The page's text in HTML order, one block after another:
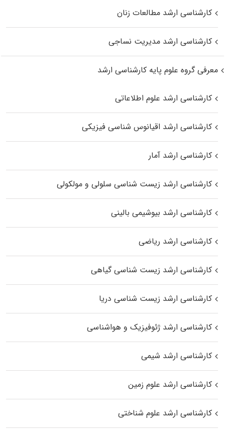
کارشناسی ارشد مطالعات زنان
کارشناسی ارشد مدیریت نساجی
معرفی گروه علوم پایه کارشناسی ارشد
کارشناسی ارشد علوم اطلاعاتی
کارشناسی ارشد اقیانوس‌ شناسی فیزیکی
کارشناسی ارشد آمار
کارشناسی ارشد زیست شناسی سلولی و مولکولی
کارشناسی ارشد بیوشیمی بالینی
کارشناسی ارشد ریاضی
کارشناسی ارشد زیست‌ شناسی گیاهی
کارشناسی ارشد زیست‌ شناسی دریا
کارشناسی ارشد ژئوفیزیک و هواشناسی
کارشناسی ارشد شیمی
کارشناسی ارشد علوم زمین
کارشناسی ارشد علوم شناختی